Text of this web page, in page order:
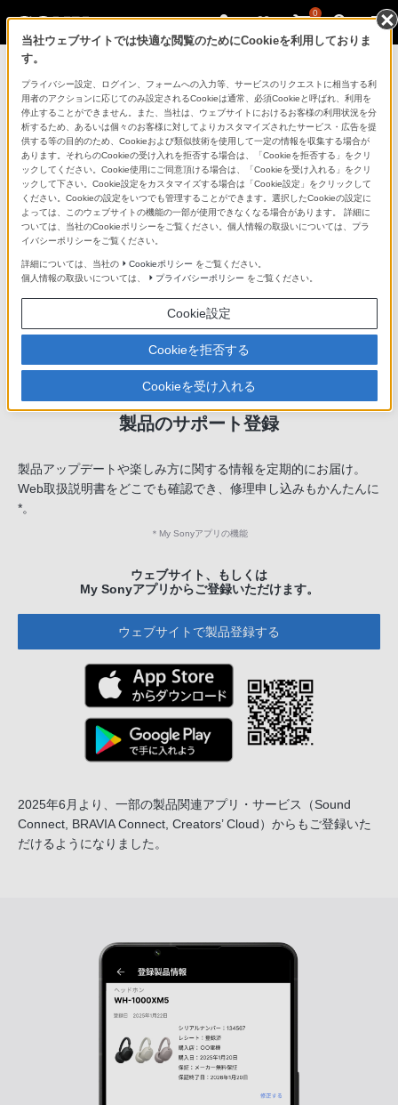
0
「できたらいいな」も
「安心」も
製品のサポート登録
製品アップデートや楽しみ方に関する情報を定期的にお届け。
Web取扱説明書をどこでも確認でき、修理申し込みもかんたんに
*。
＊ My Sonyアプリの機能
ウェブサイト、もしくは
My Sonyアプリからご登録いただけます。
ウェブサイトで製品登録する
2025年6月より、一部の製品関連アプリ・サービス
（Sound
Connect, BRAVIA Connect, Creators’ Cloud）からもご登録いた
だけるようになりました。
当社ウェブサイトでは快適な閲覧のためにCookieを利用しておりま
す。
プライバシー設定、ログイン、フォームへの入力等、サービスのリクエストに相当する利
用者のアクションに応じてのみ設定されるCookieは通常、必須Cookieと呼ばれ、利用を
停止することができません。また、当社は、ウェブサイトにおけるお客様の利用状況を分
析するため、あるいは個々のお客様に対してよりカスタマイズされたサービス・広告を提
供する等の目的のため、Cookieおよび類似技術を使用して一定の情報を収集する場合が
あります。それらのCookieの受け入れを拒否する場合は、「Cookieを拒否する」をクリ
ックしてください。Cookie使用にご同意頂ける場合は、「Cookieを受け入れる」をクリ
ックして下さい。Cookie設定をカスタマイズする場合は「Cookie設定」をクリックして
ください。Cookieの設定をいつでも管理することができます。選択したCookieの設定に
よっては、このウェブサイトの機能の一部が使用できなくなる場合があります。 詳細に
ついては、当社のCookieポリシーをご覧ください。個人情報の取扱いについては、プラ
イバシーポリシーをご覧ください。
詳細については、当社の Cookieポリシー をご覧ください。
個人情報の取扱いについては、
プライバシーポリシー をご覧ください。
Cookie設定
Cookieを拒否する
Cookieを受け入れる